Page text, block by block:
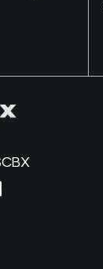
digital
as the
and